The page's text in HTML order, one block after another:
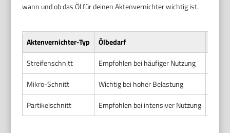
wann und ob das Öl für deinen Aktenvernichter wichtig ist.
Aktenvernichter-Typ Ölbedarf
Streifenschnitt
Empfohlen bei häufiger Nutzung
Mikro-Schnitt
Wichtig bei hoher Belastung
Partikelschnitt
Empfohlen bei intensiver Nutzung